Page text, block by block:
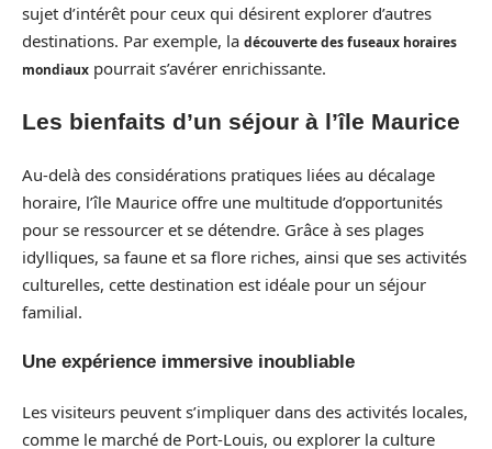
sujet d’intérêt pour ceux qui désirent explorer d’autres
destinations. Par exemple, la découverte des fuseaux horaires
mondiaux pourrait s’avérer enrichissante.
Les bienfaits d’un séjour à l’île Maurice
Au-delà des considérations pratiques liées au décalage
horaire, l’île Maurice offre une multitude d’opportunités
pour se ressourcer et se détendre. Grâce à ses plages
idylliques, sa faune et sa flore riches, ainsi que ses activités
culturelles, cette destination est idéale pour un séjour
familial.
Une expérience immersive inoubliable
Les visiteurs peuvent s’impliquer dans des activités locales,
comme le marché de Port-Louis, ou explorer la culture